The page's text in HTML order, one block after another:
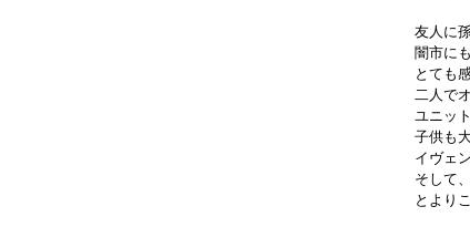
友人に
闇市に
とても
二人で
ユニッ
子供も
イヴェ
そして
とより